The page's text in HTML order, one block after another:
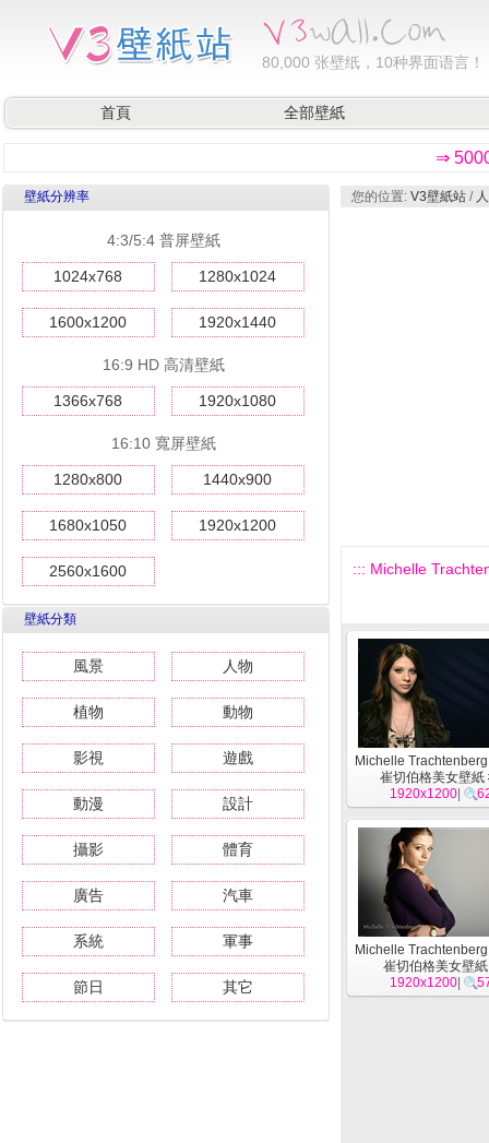
80,000 张壁纸，10种界面语言！
首頁 全部壁紙
⇒
壁紙分辨率
4:3/5:4 普屏壁紙
1024x768 1280x1024
1600x1200 1920x1440
16:9 HD 高清壁紙
1366x768 1920x1080
16:10 寬屏壁紙
1280x800 1440x900
1680x1050 1920x1200
2560x1600
壁紙分類
風景 人物
植物 動物
影視 遊戲
動漫 設計
攝影 體育
廣告 汽車
系統 軍事
節日 其它
您的位置: V3壁紙站 /
::: Michelle
Michelle Trachtenberg
崔切伯格美女壁紙
1920x1200
Michelle Trachtenberg
崔切伯格美女壁
1920x1200